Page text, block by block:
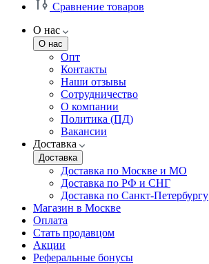
Сравнение товаров
О нас
О нас
Опт
Контакты
Наши отзывы
Сотрудничество
О компании
Политика (ПД)
Вакансии
Доставка
Доставка
Доставка по Москве и МО
Доставка по РФ и СНГ
Доставка по Санкт-Петербургу
Магазин в Москве
Оплата
Стать продавцом
Акции
Реферальные бонусы